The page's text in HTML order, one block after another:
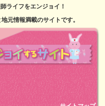
ライフをエンジョイ！
元情報満載のサイトです。